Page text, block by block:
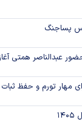
پساجنگ
عبدالناصر همتی
مهار تورم و حفظ ثبات